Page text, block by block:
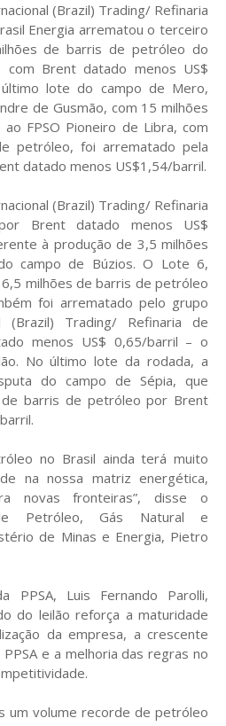
(Brazil) Trading/ Refinaria
Energia arrematou o terceiro
de barris de petróleo do
com Brent datado menos US$
lote do campo de Mero,
de Gusmão, com 15 milhões
FPSO Pioneiro de Libra, com
petróleo, foi arrematado pela
datado menos US$1,54/barril.
(Brazil) Trading/ Refinaria
Brent datado menos US$
à produção de 3,5 milhões
campo de Búzios. O Lote 6,
milhões de barris de petróleo
foi arrematado pelo grupo
(Brazil) Trading/ Refinaria de
menos US$ 0,65/barril – o
No último lote da rodada, a
do campo de Sépia, que
de barris de petróleo por Brent
no Brasil ainda terá muito
na nossa matriz energética,
novas fronteiras”, disse o
Petróleo, Gás Natural e
de Minas e Energia, Pietro
PPSA, Luis Fernando Parolli,
do leilão reforça a maturidade
da empresa, a crescente
e a melhoria das regras no
um volume recorde de petróleo